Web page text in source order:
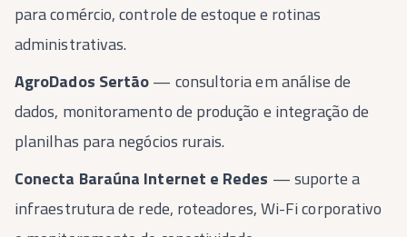
para comércio, controle de estoque e rotinas
administrativas.
AgroDados Sertão— consultoria em análise de
dados, monitoramento de produção e integração de
planilhas para negócios rurais.
Conecta Baraúna Internet e Redes — suporte a
infraestrutura de rede, roteadores, Wi-Fi corporativo